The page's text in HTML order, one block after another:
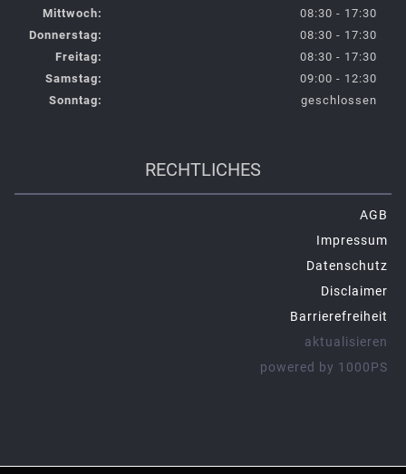
Mittwoch:
08:30 - 17:30
Donnerstag:
08:30 - 17:30
Freitag:
08:30 - 17:30
Samstag:
09:00 - 12:30
Sonntag:
geschlossen
RECHTLICHES
AGB
Impressum
Datenschutz
Disclaimer
Barrierefreiheit
aktualisieren
powered by 1000PS